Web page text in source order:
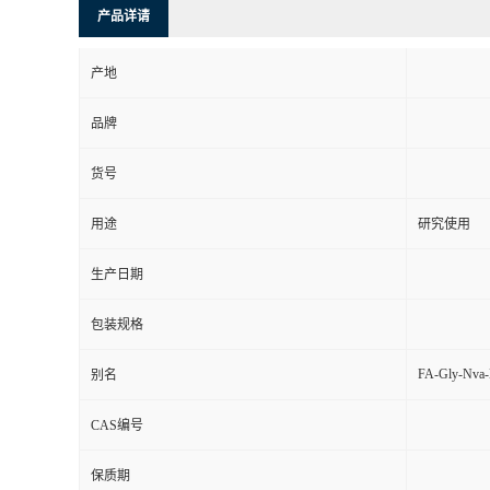
产品详请
产地
品牌
货号
用途 研究使用
生产日期
包装规格
别名 FA-Gly-
CAS编号
保质期